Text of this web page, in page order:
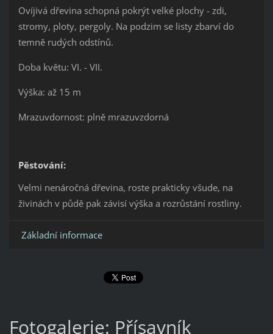
Ovíjivá dřevina schopná pokrýt velké plochy - zdi,
stromy, ploty, pergoly. Na podzim se listy zbarví do
temně rudých odstínů.
Doba květu: VI. - VII.
Výška: až 15 m
Mrazuvdornost: plně mrazuvzdorná
Pěstování:
Velmi nenáročná dřevina, roste prakticky všude, na
živinách v půdě pak závisí výška a rozrůstání rostliny.
Základní informace
Fotogalerie: Přísavník